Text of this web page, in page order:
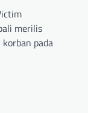
merilis
pada